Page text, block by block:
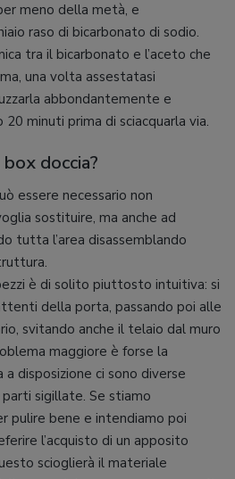
meno della metà, e
raso di bicarbonato di sodio.
tra il bicarbonato e l’aceto che
una volta assestatasi
abbondantemente e
minuti prima di sciacquarla via.
doccia?
essere necessario non
sostituire, ma anche ad
tutta l’area disassemblando
è di solito piuttosto intuitiva: si
della porta, passando poi alle
svitando anche il telaio dal muro
maggiore è forse la
a disposizione ci sono diverse
sigillate. Se stiamo
pulire bene e intendiamo poi
l’acquisto di un apposito
scioglierà il materiale